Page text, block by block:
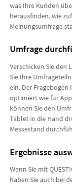
was Ihre Kunden
herausfinden, wie
Meinungsumfrage
Umfrage
Verschicken Sie den
Sie Ihre
ein. Der
optimiert wie für
können Sie den
Tablet in die Hand
Messestand
Ergebnisse
Wenn Sie mit
haben Sie auch bei